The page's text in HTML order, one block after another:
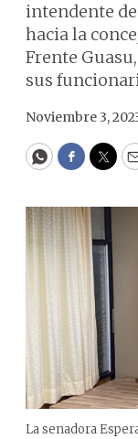
intendente
hacia la
Frente
sus
Noviembre 3,
WhatsApp
La senadora